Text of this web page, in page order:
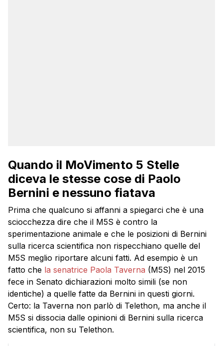
Quando il MoVimento 5 Stelle
diceva le stesse cose di Paolo
Bernini e nessuno fiatava
Prima che qualcuno si affanni a spiegarci che è una
sciocchezza dire che il M5S è contro la
sperimentazione animale e che le posizioni di Bernini
sulla ricerca scientifica non rispecchiano quelle del
M5S meglio riportare alcuni fatti. Ad esempio è un
fatto che la senatrice Paola Taverna (M5S) nel 2015
fece in Senato dichiarazioni molto simili (se non
identiche) a quelle fatte da Bernini in questi giorni.
Certo: la Taverna non parlò di Telethon, ma anche il
M5S si dissocia dalle opinioni di Bernini sulla ricerca
scientifica, non su Telethon.